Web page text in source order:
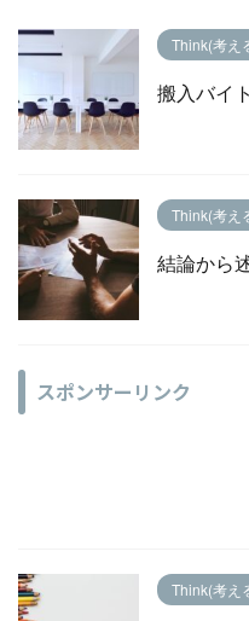
Think(考え
搬入バイ
Think(考え
結論から
スポンサーリンク
Think(考え